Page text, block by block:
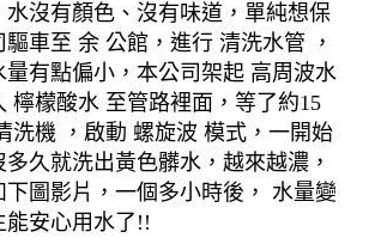
水沒有顏色、沒有味道，單純想保
車至 余 公館，進行 清洗水管 ，
有點偏小，本公司架起 高周波水
檸檬酸水 至管路裡面，等了約15
洗機 ，啟動 螺旋波 模式，一開始
久就洗出黃色髒水，越來越濃，
圖影片，一個多小時後， 水量變
能安心用水了!!